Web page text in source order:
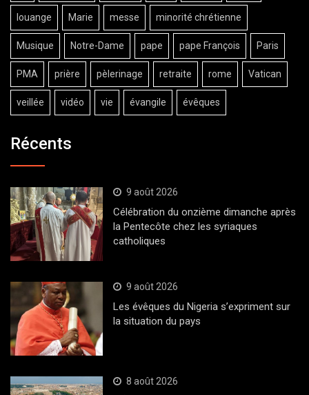
louange Marie messe minorité chrétienne
Musique Notre-Dame pape pape François Paris
PMA prière pèlerinage retraite rome Vatican
veillée vidéo vie évangile évêques
Récents
9 août 2026
Célébration du onzième dimanche après
la Pentecôte chez les syriaques
catholiques
9 août 2026
Les évêques du Nigeria s’expriment sur
la situation du pays
8 août 2026